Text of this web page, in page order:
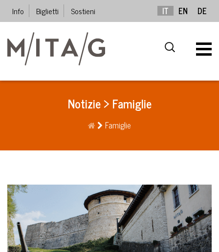
Info Biglietti Sostieni IT EN DE
Notizie > Famiglie
Famiglie